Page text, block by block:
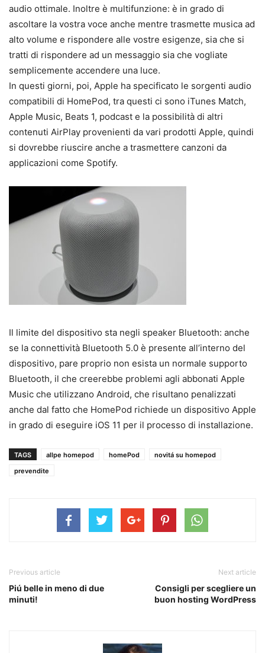
audio ottimale. Inoltre è multifunzione: è in grado di
ascoltare la vostra voce anche mentre trasmette musica ad
alto volume e rispondere alle vostre esigenze, sia che si
tratti di rispondere ad un messaggio sia che vogliate
semplicemente accendere una luce.
In questi giorni, poi, Apple ha specificato le sorgenti audio
compatibili di HomePod, tra questi ci sono iTunes Match,
Apple Music, Beats 1, podcast e la possibilità di altri
contenuti AirPlay provenienti da vari prodotti Apple, quindi
si dovrebbe riuscire anche a trasmettere canzoni da
applicazioni come Spotify.
Il limite del dispositivo sta negli speaker Bluetooth: anche
se la connettività Bluetooth 5.0 è presente all’interno del
dispositivo, pare proprio non esista un normale supporto
Bluetooth, il che creerebbe problemi agli abbonati Apple
Music che utilizzano Android, che risultano penalizzati
anche dal fatto che HomePod richiede un dispositivo Apple
in grado di eseguire iOS 11 per il processo di installazione.
TAGS allpe homepod homePod
novitá su homepod
prevendite
Previous article
Piú belle in meno di due
minuti!
Next article
Consigli per scegliere un
buon hosting WordPress